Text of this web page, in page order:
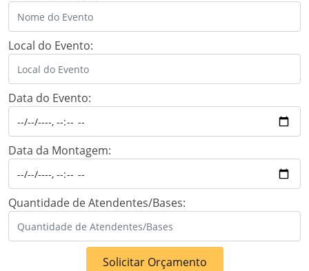
Local do Evento:
Data do Evento:
Data da Montagem:
Quantidade de Atendentes/Bases:
Solicitar Orçamento